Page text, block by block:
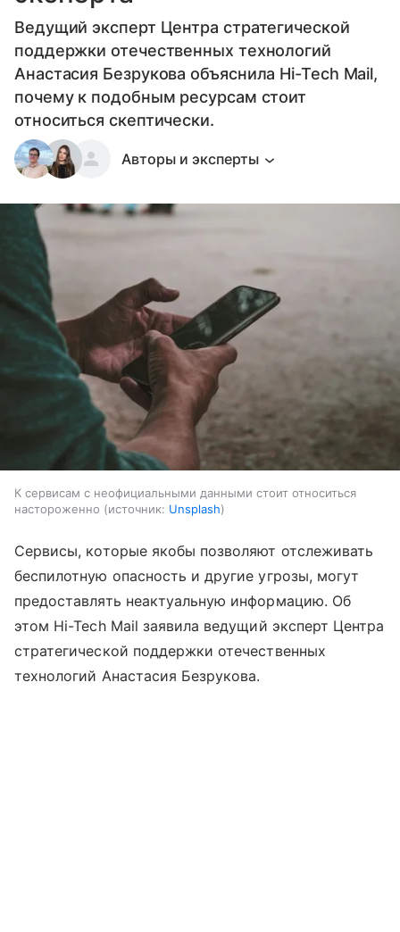
Ведущий эксперт Центра стратегической
поддержки отечественных технологий
Анастасия Безрукова объяснила Hi-Tech Mail,
почему к подобным ресурсам стоит
относиться скептически.
Авторы и эксперты
К сервисам с неофициальными данными стоит относиться
настороженно
источник: Unsplash
Сервисы, которые якобы позволяют отслеживать
беспилотную опасность и другие угрозы, могут
предоставлять неактуальную информацию. Об
этом Hi-Tech Mail заявила ведущий эксперт Центра
стратегической поддержки отечественных
технологий Анастасия Безрукова.